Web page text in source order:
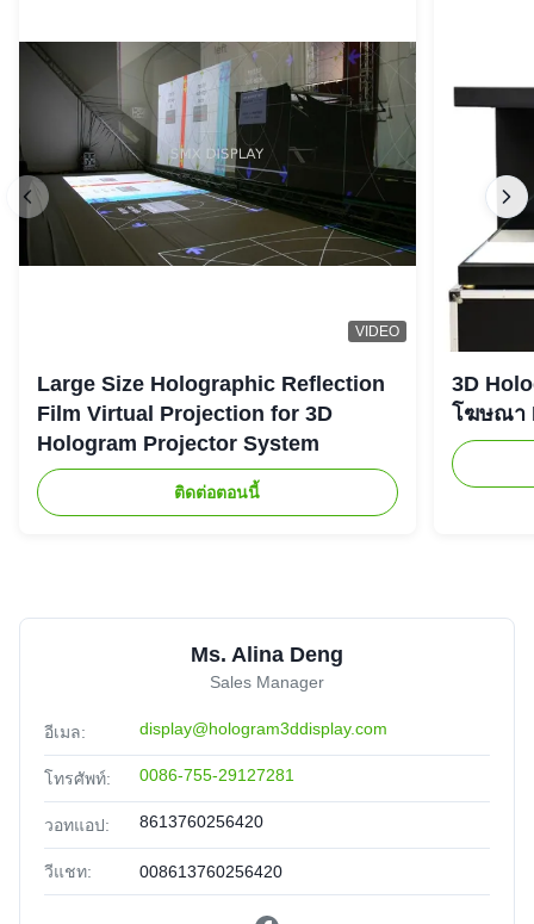
VIDEO
Large Size Holographic Reflection
Film Virtual Projection for 3D
Hologram Projector System
ติดต่อตอนนี้
3D
โฆษณา
Ms. Alina Deng
Sales Manager
อีเมล: display@hologram3ddisplay.com
โทรศัพท์: 0086-755-29127281
วอทแอป: 8613760256420
วีแชท: 008613760256420